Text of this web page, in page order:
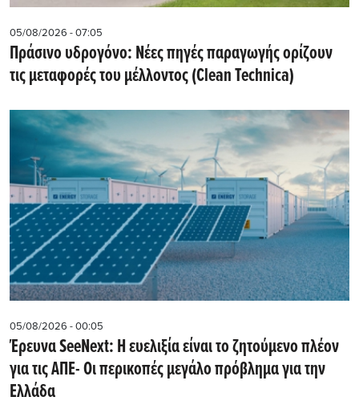
05/08/2026 - 07:05
Πράσινο υδρογόνο: Νέες πηγές παραγωγής ορίζουν
τις μεταφορές του μέλλοντος (Clean Technica)
05/08/2026 - 00:05
Έρευνα SeeNext: Η ευελιξία είναι το ζητούμενο πλέον
για τις ΑΠΕ- Οι περικοπές μεγάλο πρόβλημα για την
Ελλάδα